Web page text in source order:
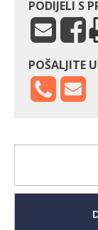
PODIJELI S
POŠALJITE